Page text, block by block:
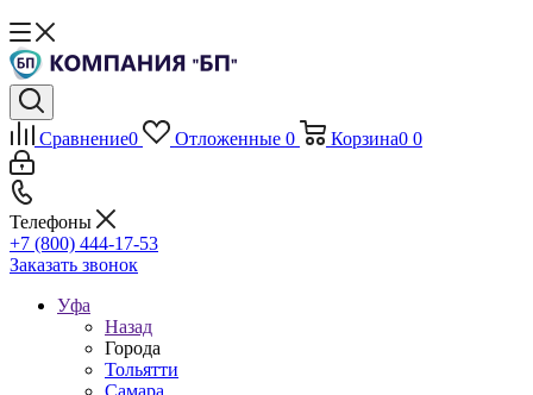
Сравнение0 Отложенные 0 Корзина0 0
Телефоны
+7 (800) 444-17-53
Заказать звонок
Уфа
Назад
Города
Тольятти
Самара